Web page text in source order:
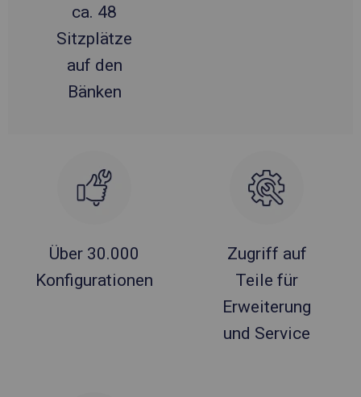
ca. 48
Sitzplätze
auf den
Bänken
Über 30.000
Konfigurationen
Zugriff auf
Teile für
Erweiterung
und Service